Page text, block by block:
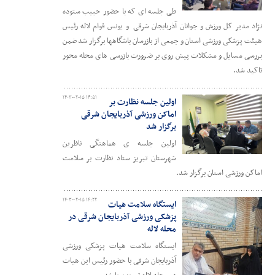
طی جلسه ای که با حضور حبیب ستوده
نژاد مدیر کل ورزش و جوانان آذربایجان شرقی و یونس قوام لاله رئیس
هیئت پزشکی ورزشی استان و جمعی از بازرسان باشگاهها برگزار شد ضمن
بررسی مسایل و مشکلات پیش روی بر ضرورت بازرسی های محله محور
تاکید شد.
۱۴۰۳-۰۲-۱۵ ۱۴:۵۱
اولین جلسه نظارت بر
اماکن ورزشی آذربایجان شرقی
برگزار شد
اولین جلسه ی هماهنگی ناظرین
شهرستان تبریز ستاد نظارت بر سلامت
اماکن ورزشی استان برگزار شد.
۱۴۰۳-۰۲-۱۵ ۱۴:۲۲
ایستگاه سلامت هیات
پزشکی ورزشی آذربایجان شرقی در
محله لاله
ایستگاه سلامت هیات پزشکی ورزشی
آذربایجان شرقی با حضور رئیس این هیات